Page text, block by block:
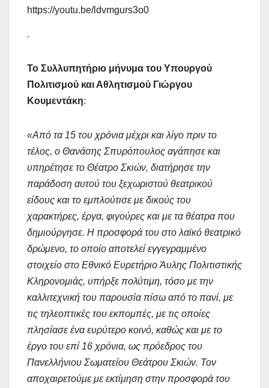
https://youtu.be/ldvmgurs3o0
.
Το Συλλυπητήριο μήνυμα του Υπουργού
Πολιτισμού και Αθλητισμού Γιώργου
Κουμεντάκη:
«Από τα 15 του χρόνια μέχρι και λίγο πριν το
τέλος, ο Θανάσης Σπυρόπουλος αγάπησε και
υπηρέτησε το Θέατρο Σκιών, διατήρησε την
παράδοση αυτού του ξεχωριστού θεατρικού
είδους και το εμπλούτισε με δικούς του
χαρακτήρες, έργα, φιγούρες και με τα θέατρα που
δημιούργησε. Η προσφορά του στο λαϊκό θεατρικό
δρώμενο, το οποίο αποτελεί εγγεγραμμένο
στοιχείο στο Εθνικό Ευρετήριο Άυλης Πολιτιστικής
Κληρονομιάς, υπήρξε πολύτιμη, τόσο με την
καλλιτεχνική του παρουσία πίσω από το πανί, με
τις τηλεοπτικές του εκπομπές, με τις οποίες
πλησίασε ένα ευρύτερο κοινό, καθώς και με το
έργο του επί 16 χρόνια, ως πρόεδρος του
Πανελλήνιου Σωματείου Θεάτρου Σκιών. Τον
αποχαιρετούμε με εκτίμηση στην προσφορά του